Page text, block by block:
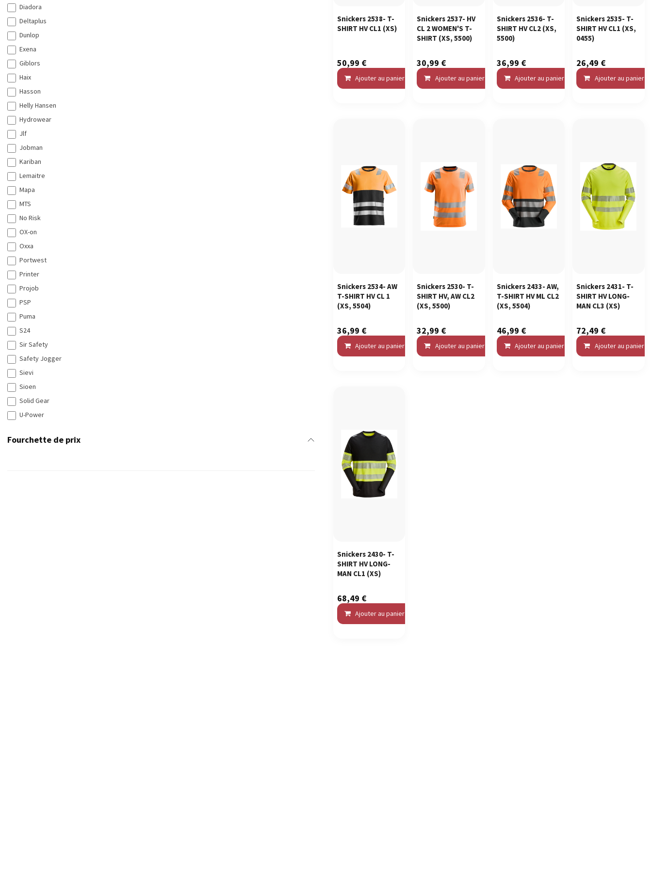
Diadora
Deltaplus
Dunlop
Exena
Giblors
Haix
Hasson
Helly Hansen
Hydrowear
Jlf
Jobman
Kariban
Lemaitre
Mapa
MTS
No Risk
OX-on
Oxxa
Portwest
Printer
Projob
PSP
Puma
S24
Sir Safety
Safety Jogger
Sievi
Sioen
Solid Gear
U-Power
Fourchette de prix
Snickers 2538- T-
SHIRT HV CL1 (XS)
50,99 €
Ajouter au panier Comparer Ajouter à la liste de souhaits
Snickers 2537- HV
CL 2 WOMEN'S T-
SHIRT (XS, 5500)
30,99 €
Ajouter au panier Comparer Ajouter à la liste de souhaits
Snickers 2536- T-
SHIRT HV CL2 (XS,
5500)
36,99 €
Ajouter au panier Comparer
Snickers 2535- T-
SHIRT HV CL1 (XS,
0455)
26,49 €
Ajouter au panier
Snickers 2534- AW
T-SHIRT HV CL 1
(XS, 5504)
36,99 €
Ajouter au panier Comparer Ajouter à la liste de souhaits
Snickers 2530- T-
SHIRT HV, AW CL2
(XS, 5500)
32,99 €
Ajouter au panier Comparer Ajouter à la liste de souhaits
Snickers 2433- AW,
T-SHIRT HV ML CL2
(XS, 5504)
46,99 €
Ajouter au panier Comparer
Snickers 2431- T-
SHIRT HV LONG-
MAN CL3 (XS)
72,49 €
Ajouter au panier
Snickers 2430- T-
SHIRT HV LONG-
MAN CL1 (XS)
68,49 €
Ajouter au panier